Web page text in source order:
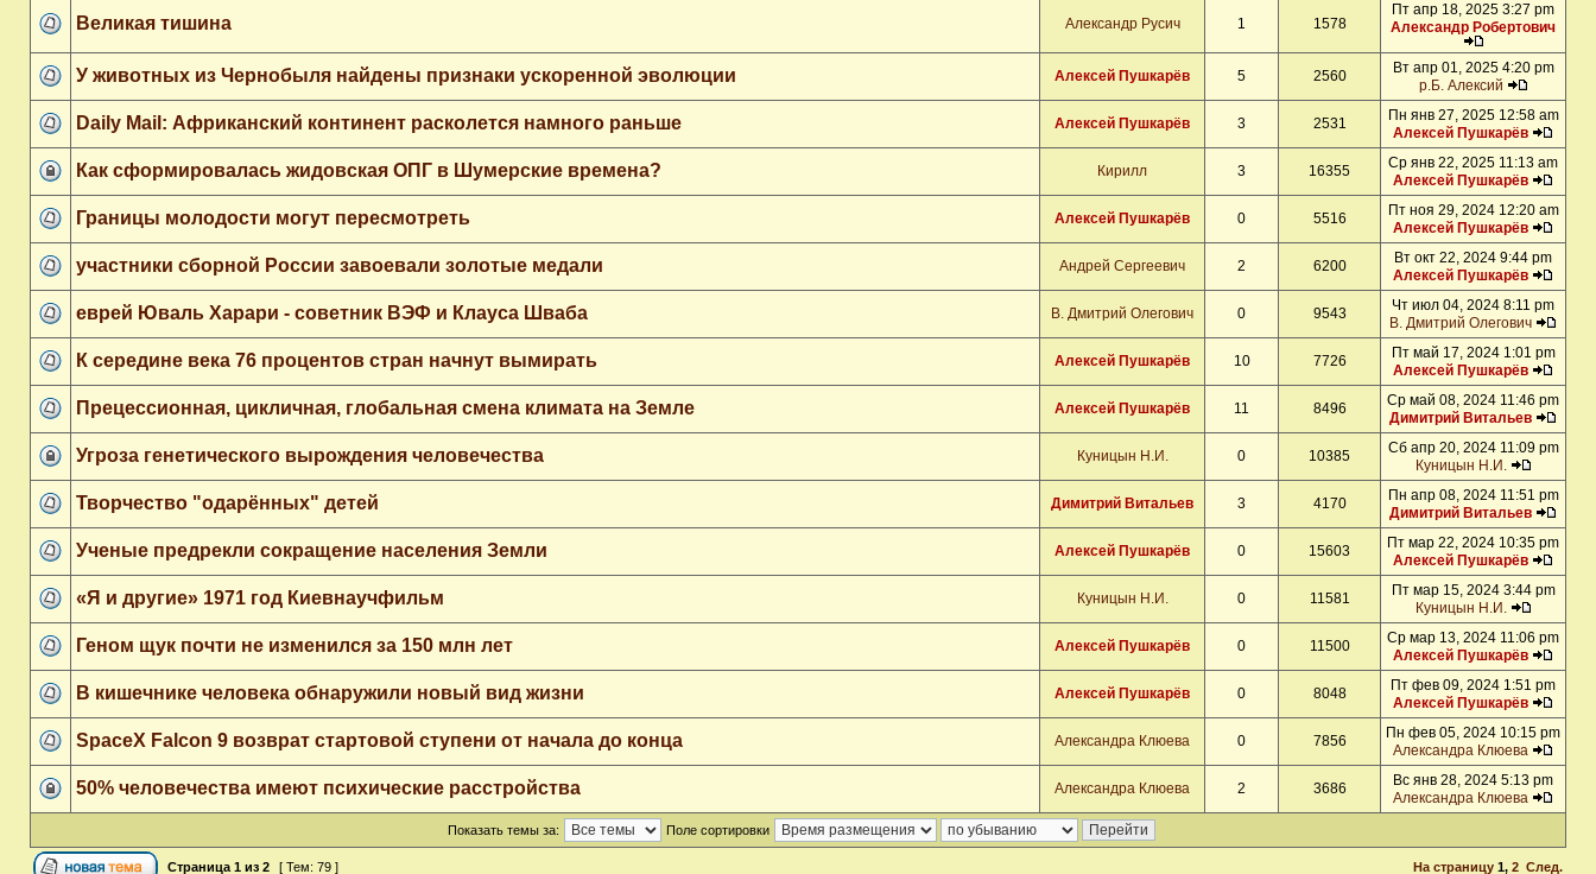
Великая тишина Александр Русич 1 1578
Пт апр 18, 2025 3:27 pm
Александр Робертович
У животных из Чернобыля найдены признаки ускоренной эволюции Алексей Пушкарёв 5 2560
Вт апр 01, 2025 4:20 pm
р.Б. Алексий
Daily Mail: Африканский континент расколется намного раньше Алексей Пушкарёв 3 2531
Пн янв 27, 2025 12:58 am
Алексей Пушкарёв
Как сформировалась жидовская ОПГ в Шумерские времена? Кирилл 3 16355
Ср янв 22, 2025 11:13 am
Алексей Пушкарёв
Границы молодости могут пересмотреть Алексей Пушкарёв 0 5516
Пт ноя 29, 2024 12:20 am
Алексей Пушкарёв
участники сборной России завоевали золотые медали Андрей Сергеевич 2 6200
Вт окт 22, 2024 9:44 pm
Алексей Пушкарёв
еврей Юваль Харари - советник ВЭФ и Клауса Шваба В. Дмитрий Олегович 0 9543
Чт июл 04, 2024 8:11 pm
В. Дмитрий Олегович
К середине века 76 процентов стран начнут вымирать Алексей Пушкарёв 10 7726
Пт май 17, 2024 1:01 pm
Алексей Пушкарёв
Прецессионная, цикличная, глобальная смена климата на Земле Алексей Пушкарёв 11 8496
Ср май 08, 2024 11:46 pm
Димитрий Витальев
Угроза генетического вырождения человечества Куницын Н.И. 0 10385
Сб апр 20, 2024 11:09 pm
Куницын Н.И.
Творчество "одарённых" детей Димитрий Витальев 3 4170
Пн апр 08, 2024 11:51 pm
Димитрий Витальев
Ученые предрекли сокращение населения Земли Алексей Пушкарёв 0 15603
Пт мар 22, 2024 10:35 pm
Алексей Пушкарёв
«Я и другие» 1971 год Киевнаучфильм Куницын Н.И. 0 11581
Пт мар 15, 2024 3:44 pm
Куницын Н.И.
Геном щук почти не изменился за 150 млн лет Алексей Пушкарёв 0 11500
Ср мар 13, 2024 11:06 pm
Алексей Пушкарёв
В кишечнике человека обнаружили новый вид жизни Алексей Пушкарёв 0 8048
Пт фев 09, 2024 1:51 pm
Алексей Пушкарёв
SpaceX Falcon 9 возврат стартовой ступени от начала до конца Александра Клюева 0 7856
Пн фев 05, 2024 10:15 pm
Александра Клюева
50% человечества имеют психические расстройства Александра Клюева 2 3686
Вс янв 28, 2024 5:13 pm
Александра Клюева
Показать темы за: Поле сортировки
Страница 1 из 2 [ Тем: 79 ] На страницу 1, 2 След.